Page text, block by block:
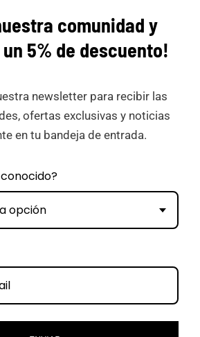
comunidad y
un 5% de descuento!
newsletter para recibir las
ofertas exclusivas y noticias
en tu bandeja de entrada.
opción